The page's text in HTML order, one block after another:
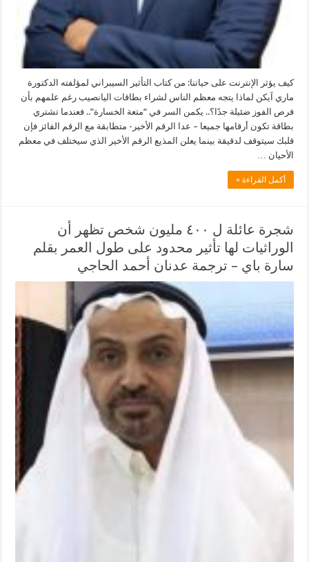
كيف يؤثر الإنترنت على حياتنا: من كتاب التأثير السيبراني لمؤلفته الدكتورة
ماري آيكن لماذا يتجه معظم الناس لشراء بطاقات اليانصيب رغم علمهم بأن
فرص الفوز ضئيلة جدًا؟.. يكمن السر في “متعة الخسارة”.. فعندما تشتري
بطاقة تكون أرقامها جميعا – عدا الرقم الأخير- متطابقة مع الرقم الفائز فإن
قلبك سيتوقف لدقيقة بينما يعلن المذيع الرقم الأخير الذي سيختلف في معظم
الأحيان …
أكمل القراءة »
شجرة عائلة ل ٤٠٠ مليون شخص تظهر أن
الوراثيات لها تأثير محدود على طول العمر بقلم
سارة باي – ترجمة عدنان أحمد الحاجي